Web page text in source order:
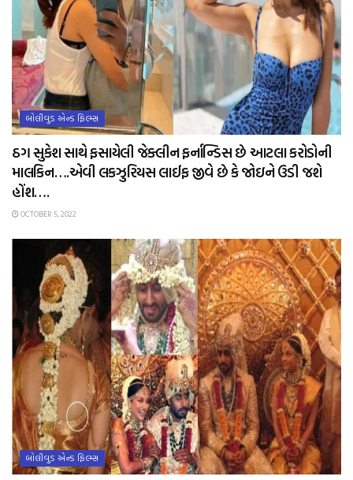
બોલીવુડ એન્ડ ફિલ્મ્સ
ઠગ સુકેશ સાથે ફસાયેલી જેક્લીન ફર્નાન્ડિસ છે આટલા કરોડોની
માલકિન….એવી લકઝુરિયસ લાઈફ જીવે છે કે જોઇને ઉડી જશે
હોંશ….
OCTOBER 5, 2022
બોલીવુડ એન્ડ ફિલ્મ્સ